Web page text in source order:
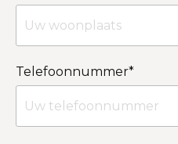
Telefoonnummer*